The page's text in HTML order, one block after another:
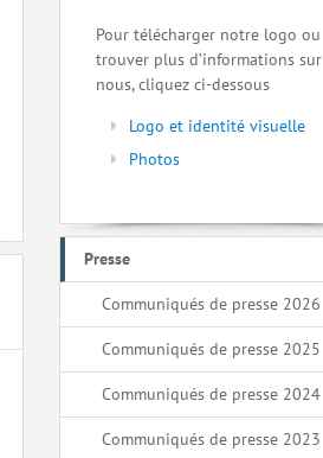
Pour télécharger notre logo ou
trouver plus d’informations sur
nous, cliquez ci-dessous
Logo et identité visuelle
Photos
Presse
Communiqués de presse 2026
Communiqués de presse 2025
Communiqués de presse 2024
Communiqués de presse 2023